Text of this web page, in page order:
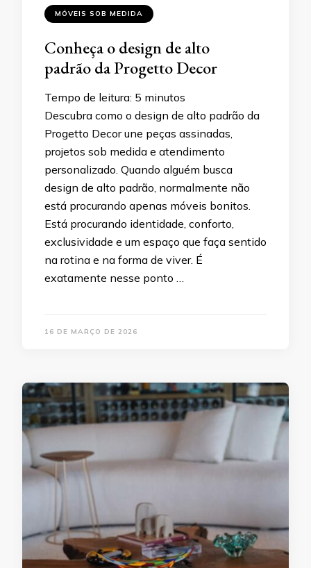
MÓVEIS SOB MEDIDA
Conheça o design de alto
padrão da Progetto Decor
Tempo de leitura: 5 minutos
Descubra como o design de alto padrão da
Progetto Decor une peças assinadas,
projetos sob medida e atendimento
personalizado. Quando alguém busca
design de alto padrão, normalmente não
está procurando apenas móveis bonitos.
Está procurando identidade, conforto,
exclusividade e um espaço que faça sentido
na rotina e na forma de viver. É
exatamente nesse ponto …
16 DE MARÇO DE 2026